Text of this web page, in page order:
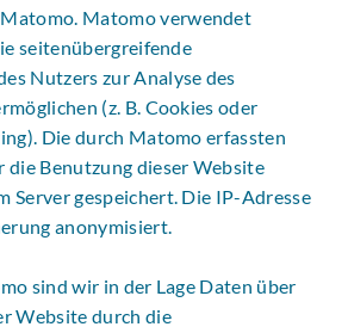
Matomo verwendet
seitenübergreifende
Nutzers zur Analyse des
(z. B. Cookies oder
Die durch Matomo erfassten
Benutzung dieser Website
Server gespeichert. Die IP-Adresse
anonymisiert.
sind wir in der Lage Daten über
Website durch die